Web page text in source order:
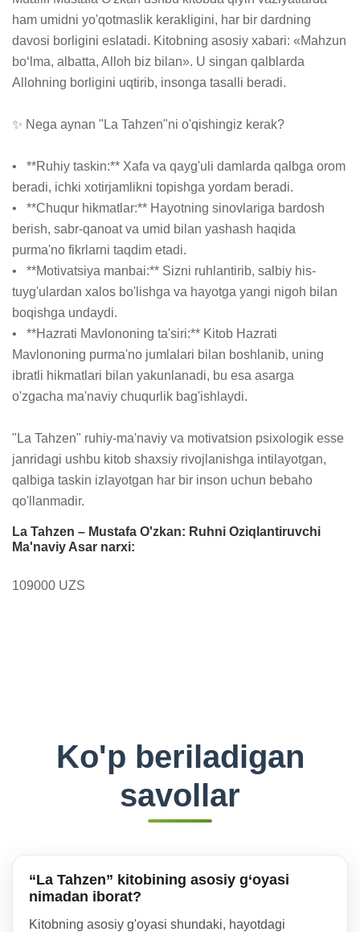
ham umidni yo'qotmaslik kerakligini, har bir dardning
davosi borligini eslatadi. Kitobning asosiy xabari: «Mahzun
boʻlma, albatta, Alloh biz bilan». U singan qalblarda
Allohning borligini uqtirib, insonga tasalli beradi.
✨ Nega aynan "La Tahzen"ni o'qishingiz kerak?
•   **Ruhiy taskin:** Xafa va qayg'uli damlarda qalbga orom
beradi, ichki xotirjamlikni topishga yordam beradi.
•   **Chuqur hikmatlar:** Hayotning sinovlariga bardosh
berish, sabr-qanoat va umid bilan yashash haqida
purma'no fikrlarni taqdim etadi.
•   **Motivatsiya manbai:** Sizni ruhlantirib, salbiy his-
tuyg'ulardan xalos bo'lishga va hayotga yangi nigoh bilan
boqishga undaydi.
•   **Hazrati Mavlononing ta'siri:** Kitob Hazrati
Mavlononing purma'no jumlalari bilan boshlanib, uning
ibratli hikmatlari bilan yakunlanadi, bu esa asarga
o'zgacha ma'naviy chuqurlik bag'ishlaydi.
"La Tahzen" ruhiy-ma'naviy va motivatsion psixologik esse
janridagi ushbu kitob shaxsiy rivojlanishga intilayotgan,
qalbiga taskin izlayotgan har bir inson uchun bebaho
qo'llanmadir.
La Tahzen – Mustafa O'zkan: Ruhni Oziqlantiruvchi
Ma'naviy Asar narxi:
109000 UZS
Ko'p beriladigan
savollar
“La Tahzen” kitobining asosiy g‘oyasi
nimadan iborat?
Kitobning asosiy g'oyasi shundaki, hayotdagi